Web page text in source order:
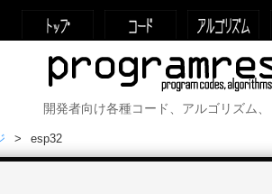
開発者向け各種コード、アルゴリズム
esp32